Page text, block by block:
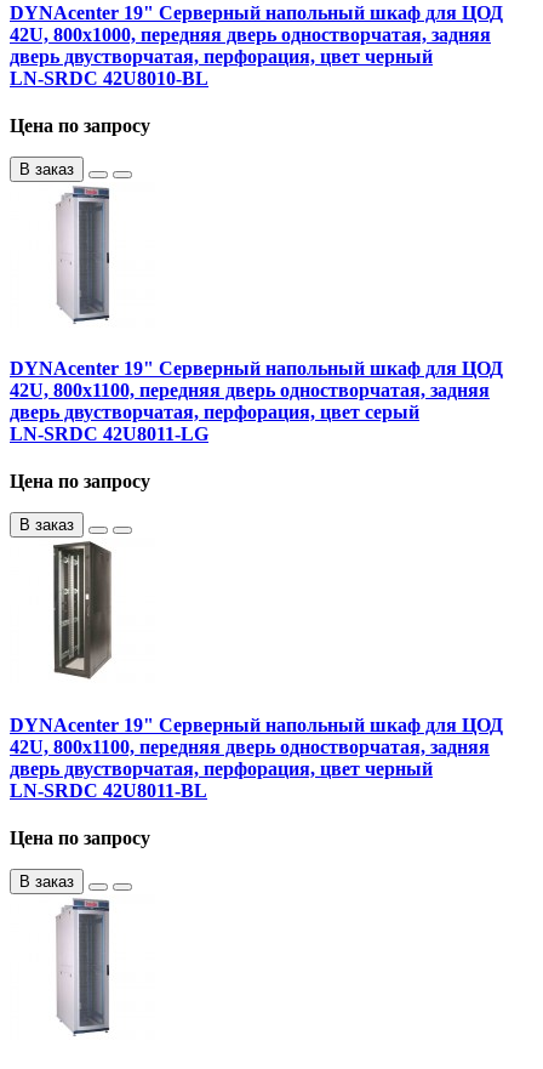
DYNAcenter 19" Серверный напольный шкаф для ЦОД
42U, 800х1000, передняя дверь одностворчатая, задняя
дверь двустворчатая, перфорация, цвет черный
LN-SRDC 42U8010-BL
Цена по запросу
В заказ
DYNAcenter 19" Серверный напольный шкаф для ЦОД
42U, 800х1100, передняя дверь одностворчатая, задняя
дверь двустворчатая, перфорация, цвет серый
LN-SRDC 42U8011-LG
Цена по запросу
В заказ
DYNAcenter 19" Серверный напольный шкаф для ЦОД
42U, 800х1100, передняя дверь одностворчатая, задняя
дверь двустворчатая, перфорация, цвет черный
LN-SRDC 42U8011-BL
Цена по запросу
В заказ